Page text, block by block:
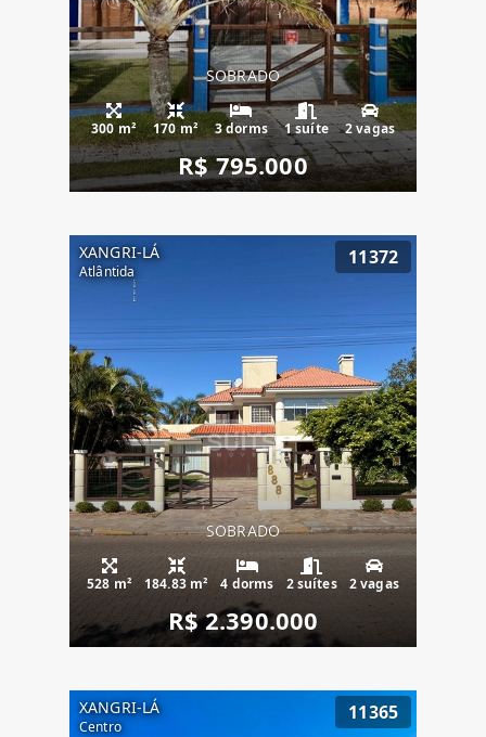
SOBRADO
300 m² 170 m² 3 dorms 1 suíte 2 vagas
R$ 795.000
XANGRI-LÁ
Atlântida
11372
SOBRADO
528 m² 184.83 m² 4 dorms 2 suítes 2 vagas
R$ 2.390.000
XANGRI-LÁ
Centro
11365